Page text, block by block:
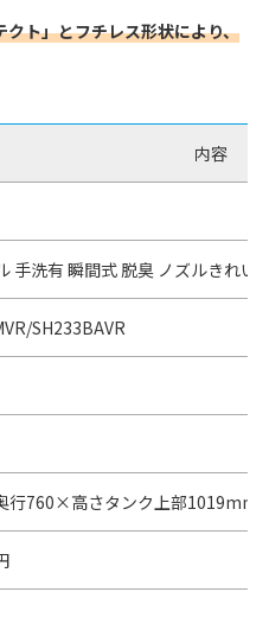
ト」とフチレス形状により、
内容
手洗有 瞬間式 脱臭 ノズルきれ
SH233BAVR
760×高さタンク上部1019mm